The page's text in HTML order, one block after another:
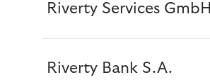
Riverty Services GmbH
Riverty Bank S.A.